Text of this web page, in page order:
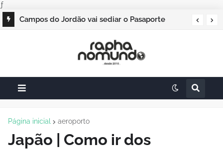
ƒ
Campos do Jordão vai sediar o Pasaporte
Página inicial aeroporto
Japão | Como ir dos